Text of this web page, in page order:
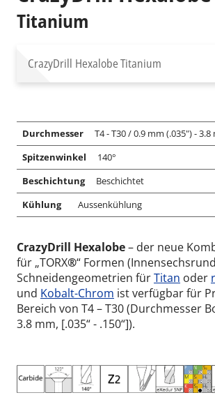
Titanium
CrazyDrill HexalobeTitanium
Durchmesser
T4 - T30 / 0.9 mm (.035") -
Spitzenwinkel
140°
Beschichtung
Beschichtet
Kühlung
Aussenkühlung
CrazyDrill Hexalobe– der neue
für „TORX®“ Formen
Schneidengeometrien fürTitan oder
und Kobalt-Chrom ist verfügbar für
Bereich von T4 – T30 (Durchmesser
3.8 mm, [.035“ - .150“]).